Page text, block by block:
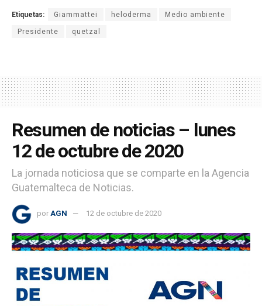
Etiquetas: Giammattei heloderma Medio ambiente
Presidente quetzal
Resumen de noticias – lunes
12 de octubre de 2020
La jornada noticiosa que se comparte en la Agencia
Guatemalteca de Noticias.
por AGN 12 de octubre de 2020